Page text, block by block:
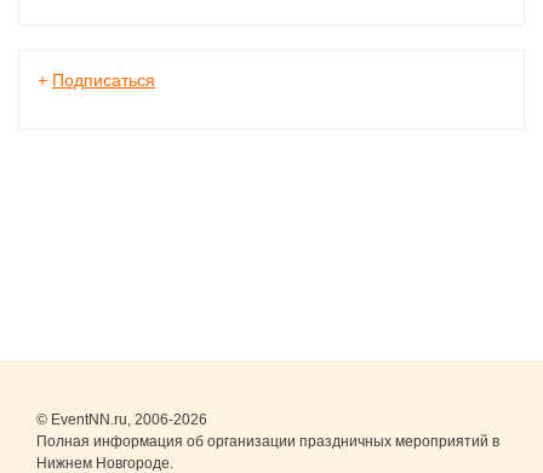
+ Подписаться
© EventNN.ru, 2006-2026
Полная информация об организации праздничных мероприятий в
Нижнем Новгороде.